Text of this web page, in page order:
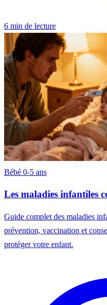
6 min de lecture
Bébé 0-5 ans
Les maladies infantiles
Guide complet des maladies
prévention, vaccination et
protéger votre enfant.